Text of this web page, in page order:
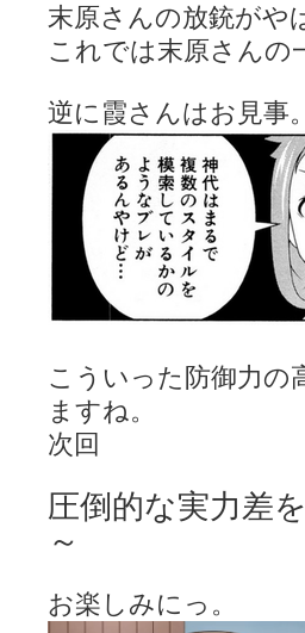
末原さんの放銃がや
これでは末原さんの
逆に霞さんはお見事。
こういった防御力の
ますね。
次回
圧倒的な実力差
～
お楽しみにっ。